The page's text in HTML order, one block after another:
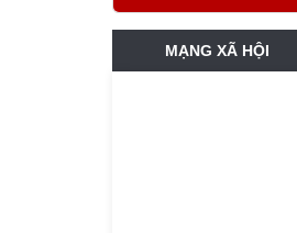
MẠNG XÃ HỘI